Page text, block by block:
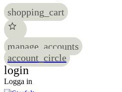
shopping_cart
star
manage_accounts
account_circle
login
Logga in